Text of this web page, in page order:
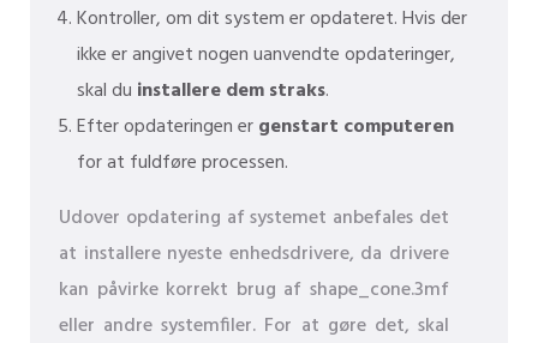
Kontroller, om dit system er opdateret. Hvis der
ikke er angivet nogen uanvendte opdateringer,
skal du installere dem straks.
Efter opdateringen ergenstart computeren
for at fuldføre processen.
Udover opdatering af systemet anbefales det
at installere nyeste enhedsdrivere, da drivere
kan påvirke korrekt brug af shape_cone.3mf
eller andre systemfiler. For at gøre det, skal